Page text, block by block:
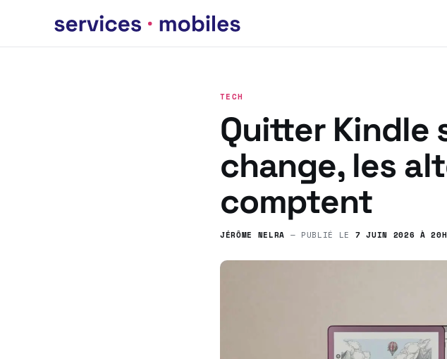
TECH
Quitter Kindle
change, les
comptent
JÉRÔME NELRA — PUBLIÉ LE 7 JUIN 2026 À